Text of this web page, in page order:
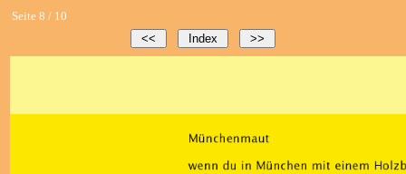
Seite 8 / 10